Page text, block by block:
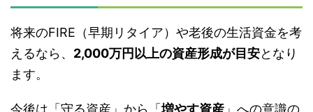
将来のFIRE（早期リタイア）や老後の生活資金を考
えるなら、 2,000万円以上の資産形成が目安となり
ます。
今後は「守る資産」から「増やす資産 」への意識の